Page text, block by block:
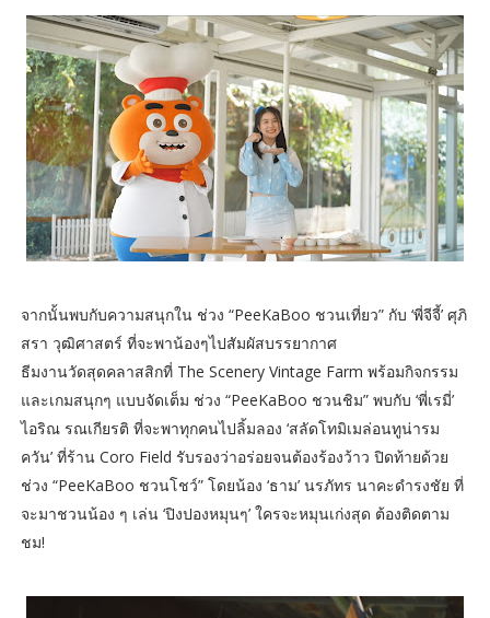
จากนั้นพบกับความสนุกใน ช่วง “PeeKaBoo ชวนเที่ยว” กับ ‘พี่จีจี้’ ศุภิ
สรา วุฒิศาสตร์ ที่จะพาน้องๆไปสัมผัสบรรยากาศ
ธีมงานวัดสุดคลาสสิกที่ The Scenery Vintage Farm พร้อมกิจกรรม
และเกมสนุกๆ แบบจัดเต็ม ช่วง “PeeKaBoo ชวนชิม” พบกับ ‘พี่เรมี่’
ไอริณ รณเกียรติ ที่จะพาทุกคนไปลิ้มลอง ‘สลัดโทมิเมล่อนทูน่ารม
ควัน’ ที่ร้าน Coro Field รับรองว่าอร่อยจนต้องร้องว้าว ปิดท้ายด้วย
ช่วง “PeeKaBoo ชวนโชว์” โดยน้อง ‘ธาม’ นรภัทร นาคะดำรงชัย ที่
จะมาชวนน้อง ๆ เล่น ‘ปิงปองหมุนๆ’ ใครจะหมุนเก่งสุด ต้องติดตาม
ชม!